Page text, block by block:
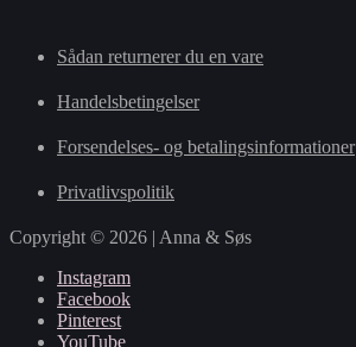
Sådan returnerer du en vare
Handelsbetingelser
Forsendelses- og betalingsinformationer
Privatlivspolitik
Copyright © 2026 | Anna & Søs
Instagram
Facebook
Pinterest
YouTube